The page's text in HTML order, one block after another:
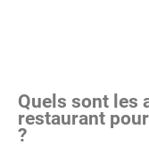
Quels sont les
restaurant
?